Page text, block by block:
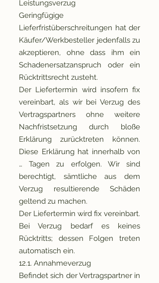
Leistungsverzug
Geringfügige
Lieferfristüberschreitungen hat der
Käufer/Werkbesteller jedenfalls zu
akzeptieren, ohne dass ihm ein
Schadenersatzanspruch oder ein
Rücktrittsrecht zusteht.
Der Liefertermin wird insofern fix
vereinbart, als wir bei Verzug des
Vertragspartners ohne weitere
Nachfristsetzung durch bloße
Erklärung zurücktreten können.
Diese Erklärung hat innerhalb von
… Tagen zu erfolgen. Wir sind
berechtigt, sämtliche aus dem
Verzug resultierende Schäden
geltend zu machen.
Der Liefertermin wird fix vereinbart.
Bei Verzug bedarf es keines
Rücktritts; dessen Folgen treten
automatisch ein.
12.1. Annahmeverzug
Befindet sich der Vertragspartner in